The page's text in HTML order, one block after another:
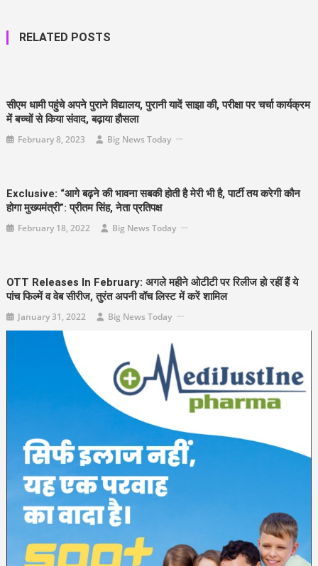
RELATED POSTS
सीएम धामी पहुंचे अपने पुराने विद्यालय, पुरानी यादें साझा की, परीक्षा पर चर्चा कार्यक्रम
में बच्चों से किया संवाद, बढ़ाया हौसला
February 8, 2023 Big News Today
Exclusive: “आगे बढ़ने की भावना सबकी होती है मेरी भी है, पार्टी तय करेगी कौन
होगा मुख्यमंत्री”: प्रीतम सिंह, नेता प्रतिपक्ष
February 18, 2022 Big News Today
OTT Releases In February: अगले महीने ओटीटी पर रिलीज हो रहीं हैं ये
पांच फिल्में व वेब सीरीज, तुरंत अपनी वॉच लिस्ट में करें शामिल
January 31, 2022 Big News Today